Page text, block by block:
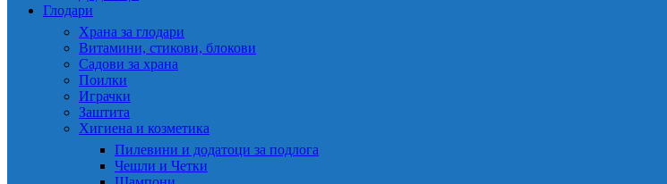
Глодари
Храна за глодари
Витамини, стикови, блокови
Садови за храна
Поилки
Играчки
Заштита
Хигиена и козметика
Пилевини и додатоци за подлога
Чешли и Четки